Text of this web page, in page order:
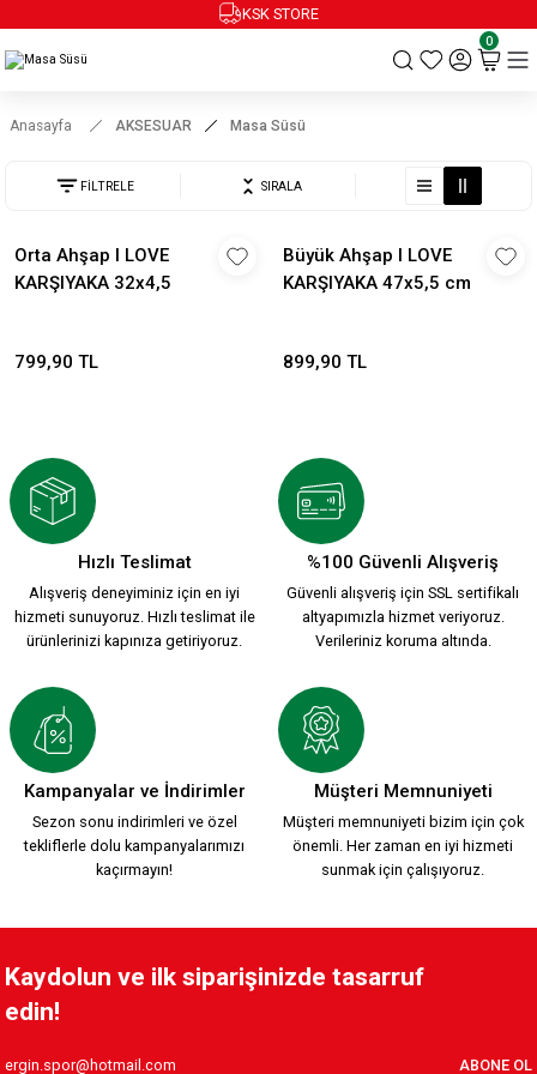
KSK STORE
0
Anasayfa AKSESUAR Masa Süsü
FİLTRELE SIRALA
Orta Ahşap I LOVE
KARŞIYAKA 32x4,5
799,90 TL
Büyük Ahşap I LOVE
KARŞIYAKA 47x5,5 cm
899,90 TL
Hızlı Teslimat
Alışveriş deneyiminiz için en iyi
hizmeti sunuyoruz. Hızlı teslimat ile
ürünlerinizi kapınıza getiriyoruz.
%100 Güvenli Alışveriş
Güvenli alışveriş için SSL sertifikalı
altyapımızla hizmet veriyoruz.
Verileriniz koruma altında.
Kampanyalar ve İndirimler
Sezon sonu indirimleri ve özel
tekliflerle dolu kampanyalarımızı
kaçırmayın!
Müşteri Memnuniyeti
Müşteri memnuniyeti bizim için çok
önemli. Her zaman en iyi hizmeti
sunmak için çalışıyoruz.
Kaydolun ve ilk siparişinizde tasarruf
edin!
ABONE OL